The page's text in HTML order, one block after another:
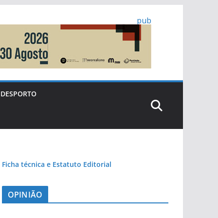
pub
DESPORTO
Ficha técnica e Estatuto Editorial
OPINIÃO